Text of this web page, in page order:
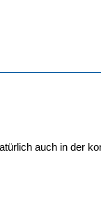
auch in der